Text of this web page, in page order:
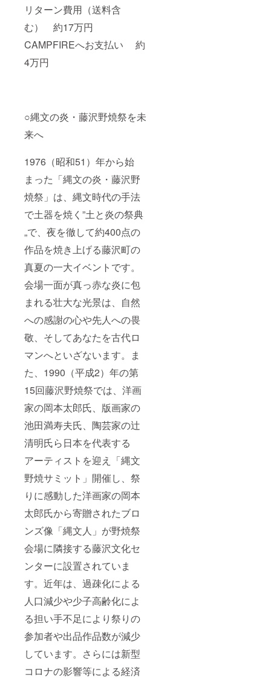
リターン費用（送料含
む） 約17万円
CAMPFIREへお支払い 約
4万円
○縄文の炎・藤沢野焼祭を未
来へ
1976（昭和51）年から始
まった「縄文の炎・藤沢野
焼祭」は、縄文時代の手法
で土器を焼く”土と炎の祭典
„で、夜を徹して約400点の
作品を焼き上げる藤沢町の
真夏の一大イベントです。
会場一面が真っ赤な炎に包
まれる壮大な光景は、自然
への感謝の心や先人への畏
敬、そしてあなたを古代ロ
マンへといざないます。ま
た、1990（平成2）年の第
15回藤沢野焼祭では、洋画
家の岡本太郎氏、版画家の
池田満寿夫氏、陶芸家の辻
清明氏ら日本を代表する
アーティストを迎え「縄文
野焼サミット」開催し、祭
りに感動した洋画家の岡本
太郎氏から寄贈されたブロ
ンズ像「縄文人」が野焼祭
会場に隣接する藤沢文化セ
ンターに設置されていま
す。近年は、過疎化による
人口減少や少子高齢化によ
る担い手不足により祭りの
参加者や出品作品数が減少
しています。さらには新型
コロナの影響等による経済